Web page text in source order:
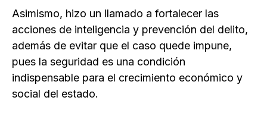
Asimismo, hizo un llamado a fortalecer las
acciones de inteligencia y prevención del delito,
además de evitar que el caso quede impune,
pues la seguridad es una condición
indispensable para el crecimiento económico y
social del estado.